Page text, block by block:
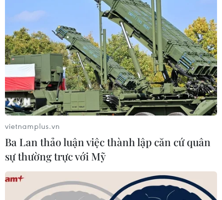
vietnamplus.vn
Ba Lan thảo luận việc thành lập căn cứ quân
sự thường trực với Mỹ